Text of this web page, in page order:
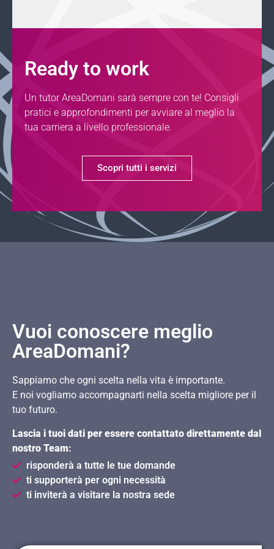
Ready to work
Un tutor AreaDomani sarà sempre con te! Consigli
pratici e approfondimenti per avviare al meglio la
tua carriera a livello professionale.
Scopri tutti i servizi
Vuoi conoscere meglio
AreaDomani?
Sappiamo che ogni scelta nella vita è importante.
E noi vogliamo accompagnarti nella scelta migliore per il
tuo futuro.
Lascia i tuoi dati per essere contattato direttamente dal
nostro Team:
risponderà a tutte le tue domande
ti supporterà per ogni necessità
ti inviterà a visitare la nostra sede